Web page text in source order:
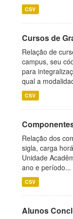
CSV
Cursos de
Relação de
campus, seu
para
qual a
CSV
Relação dos
sigla, carga
Unidade
ano e período...
CSV
Alunos